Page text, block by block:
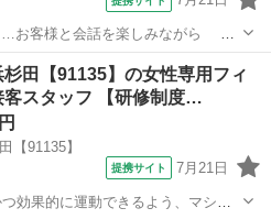
褒美に」 「大
すてきな想いを お手伝いできる楽
杉田【91135】の女性専用フィ
客スタッフ 【研修制度…
【91135】
提携サイト 7月21日
効果的に運動できるよう、マシン